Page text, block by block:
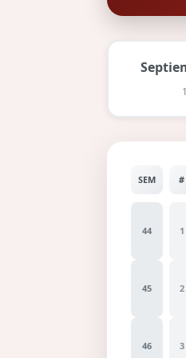
SEM #
44 1
45 2
46 3